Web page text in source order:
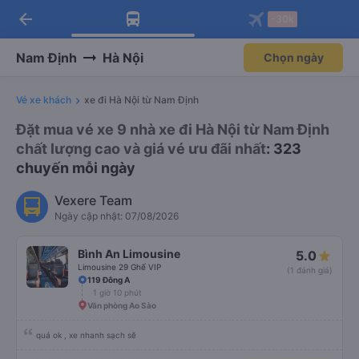
Tải app Vexere ngay!
Nhận ưu đãi thành viên độc
Mở app
Tải app Vexere
-30k/ghế khi đặt vé máy bay qua
Mở app
arrow_back
Nam Định Hà Nội Chọn ngày
Vé xe khách xe đi Hà Nội từ Nam Định
Đặt mua vé xe 9 nhà xe đi Hà Nội từ Nam Định
chất lượng cao và giá vé ưu đãi nhất: 323
chuyến mỗi ngày
Vexere Team
Ngày cập nhật: 07/08/2026
Bình An Limousine
Limousine 29 Ghế VIP
5.0
(1 đánh giá)
119 Đông A
1 giờ 10 phút
Văn phòng Ao Sào
quá ok , xe nhanh sạch sẽ